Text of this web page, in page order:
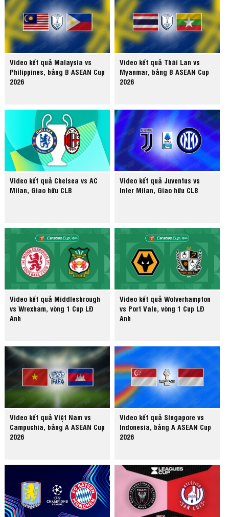
Video kết quả Malaysia vs
Philippines, bảng B ASEAN Cup
2026
Video kết quả Thái Lan vs
Myanmar, bảng B ASEAN Cup
2026
Video kết quả Chelsea vs AC
Milan, Giao hữu CLB
Video kết quả Juventus vs
Inter Milan, Giao hữu CLB
Video kết quả Middlesbrough
vs Wrexham, vòng 1 Cup LĐ
Anh
Video kết quả Wolverhampton
vs Port Vale, vòng 1 Cup LĐ
Anh
Video kết quả Việt Nam vs
Campuchia, bảng A ASEAN Cup
2026
Video kết quả Singapore vs
Indonesia, bảng A ASEAN Cup
2026